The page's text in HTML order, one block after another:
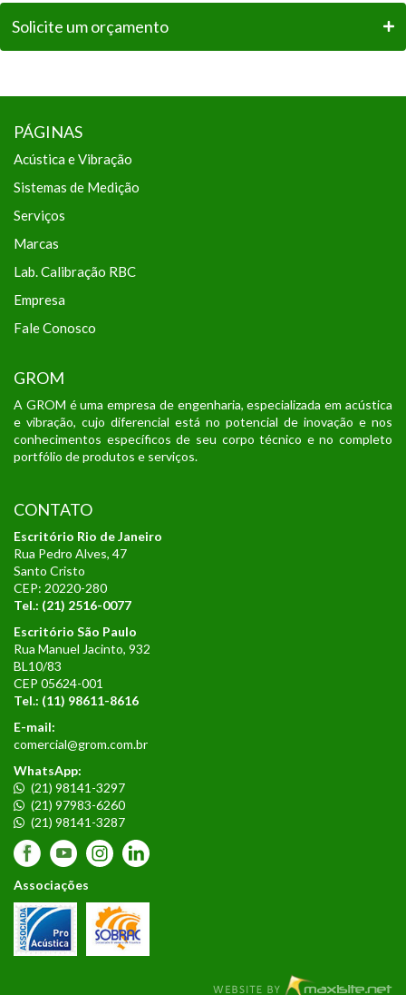
Solicite um orçamento
PÁGINAS
Acústica e Vibração
Sistemas de Medição
Serviços
Marcas
Lab. Calibração RBC
Empresa
Fale Conosco
GROM
A GROM é uma empresa de engenharia, especializada em acústica
e vibração, cujo diferencial está no potencial de inovação e nos
conhecimentos específicos de seu corpo técnico e no completo
portfólio de produtos e serviços.
CONTATO
Escritório Rio de Janeiro
Rua Pedro Alves, 47
Santo Cristo
CEP: 20220-280
Tel.: (21) 2516-0077
Escritório São Paulo
Rua Manuel Jacinto, 932
BL10/83
CEP 05624-001
Tel.: (11) 98611-8616
E-mail:
comercial@grom.com.br
WhatsApp:
(21) 98141-3297
(21) 97983-6260
(21) 98141-3287
Associações